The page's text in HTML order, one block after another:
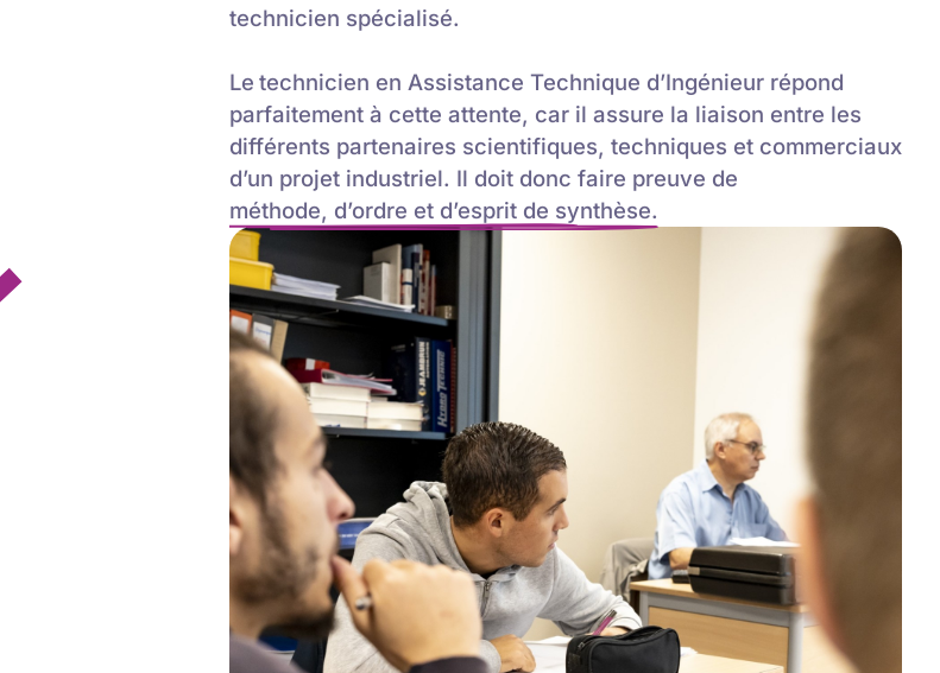
technicien spécialisé.
Le technicien en Assistance Technique d’Ingénieur répond
parfaitement à cette attente, car il assure la liaison entre les
différents partenaires scientifiques, techniques et commerciaux
d’un projet industriel. Il doit donc faire preuve de
méthode, d’ordre et d’esprit de synthèse.